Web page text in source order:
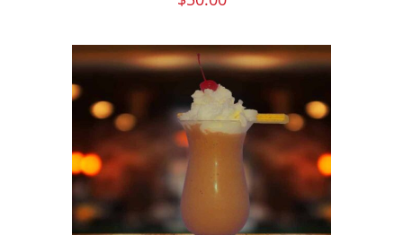
PEDIR AHORA
/
DETAILS